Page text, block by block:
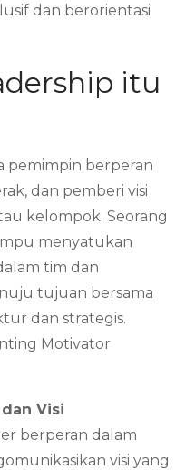
dan berorientasi
itu
pemimpin berperan
dan pemberi visi
kelompok. Seorang
menyatukan
tim dan
tujuan bersama
dan strategis.
Motivator
Visi
berperan dalam
visi yang